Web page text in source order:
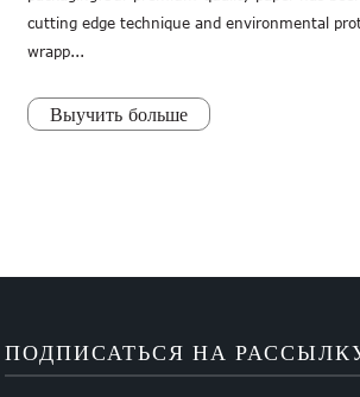
cutting edge technique and environmental
wrapp...
Выучить больше
ПОДПИСАТЬСЯ НА